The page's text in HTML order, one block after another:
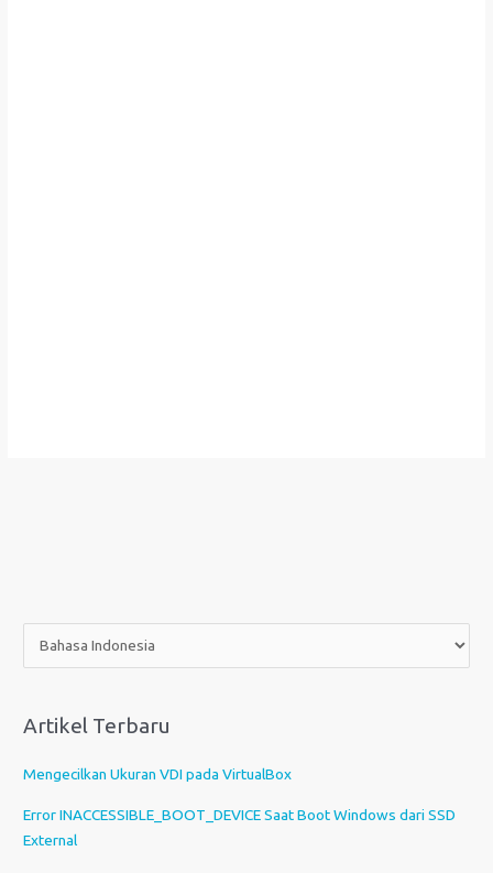
h
b
u
Artikel Terbaru
Mengecilkan Ukuran VDI pada VirtualBox
Error INACCESSIBLE_BOOT_DEVICE Saat Boot Windows dari SSD
External